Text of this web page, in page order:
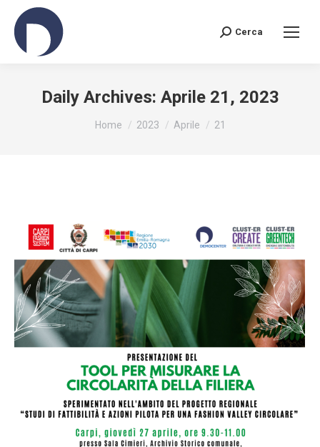
Search:
Cerca
Daily Archives: Aprile 21, 2023
You are here:
Home 2023 Aprile 21